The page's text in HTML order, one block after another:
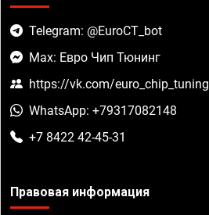
Telegram: @EuroCT_bot
Max: Евро Чип Тюнинг
https://vk.com/euro_chip_tuning
WhatsApp: +79317082148
+7 8422 42-45-31
Правовая информация